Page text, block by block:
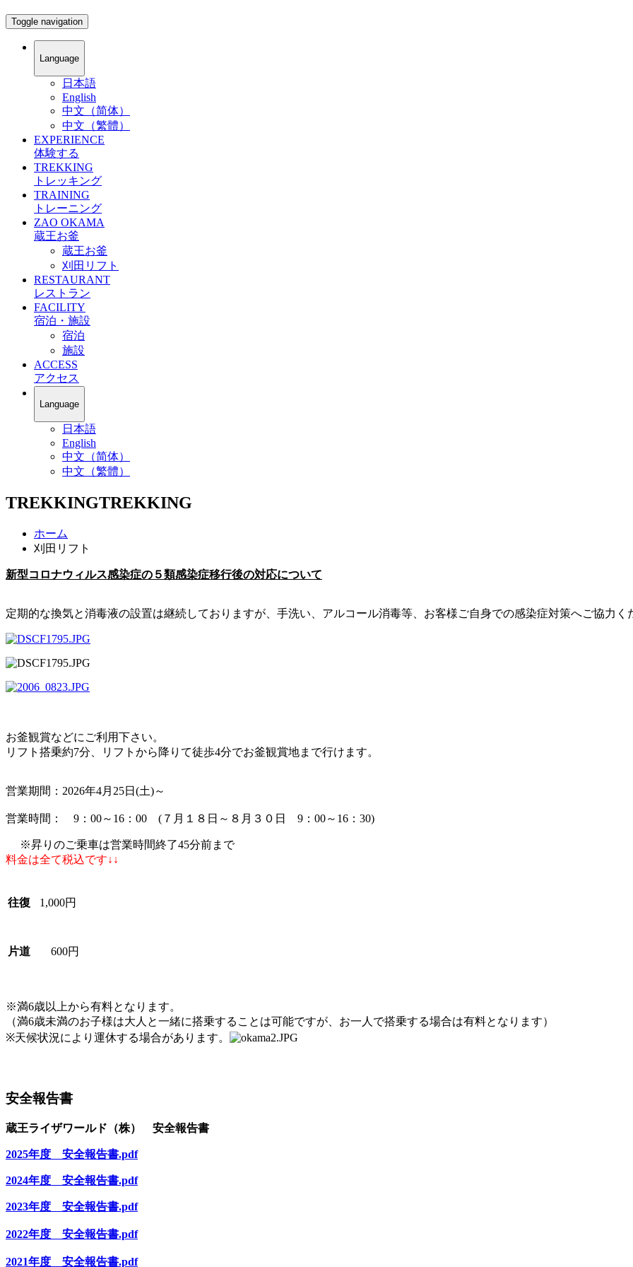
Toggle navigation
Language
日本語
English
中文（简体）
中文（繁體）
EXPERIENCE
体験する
TREKKING
トレッキング
TRAINING
トレーニング
ZAO OKAMA
蔵王お釜
蔵王お釜
刈田リフト
RESTAURANT
レストラン
FACILITY
宿泊・施設
宿泊
施設
ACCESS
アクセス
Language
日本語
English
中文（简体）
中文（繁體）
TREKKINGTREKKING
ホーム
刈田リフト
新型コロナウィルス感染症の５類感染症移行後の対応について
定期的な換気と消毒液の設置は継続しておりますが、手洗い、アルコール消毒等、お客様ご自身での感染症対策へご協力く
お釜観賞などにご利用下さい。
リフト搭乗約7分、リフトから降りて徒歩4分でお釜観賞地まで行けます。
営業期間：2026年4月25日(土)～
営業時間： 9：00～16：00 (７月１８日～８月３０日 9：00～16：30)
※昇りのご乗車は営業時間終了45分前まで
料金は全て税込です↓↓
往復 1,000円
片道 600円
※満6歳以上から有料となります。
（満6歳未満のお子様は大人と一緒に搭乗することは可能ですが、お一人で搭乗する場合は有料となります）
※天候状況により運休する場合があります。
安全報告書
蔵王ライザワールド（株） 安全報告書
2025年度 安全報告書.pdf
2024年度 安全報告書.pdf
2023年度 安全報告書.pdf
2022年度 安全報告書.pdf
2021年度 安全報告書.pdf